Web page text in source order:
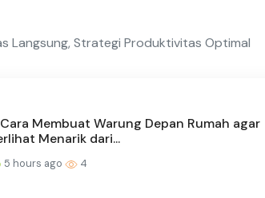
Langsung, Strategi Produktivitas Optimal
Membuat Warung Depan Rumah agar
Menarik dari...
5 hours ago 4